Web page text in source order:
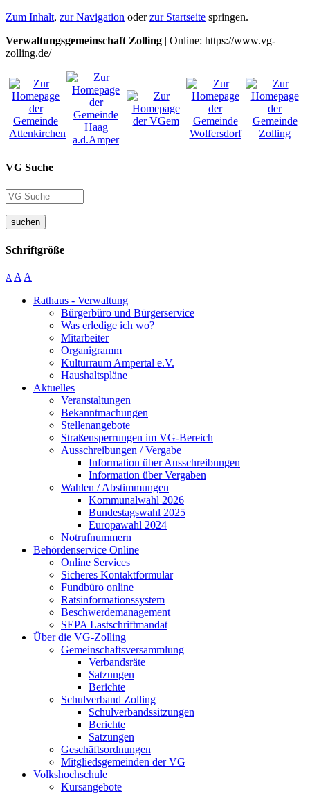
Zum Inhalt, zur Navigation oderzur Startseite springen.
Verwaltungsgemeinschaft Zolling | Online: https://www.vg-
zolling.de/
VG Suche
suchen
Schriftgröße
A A A
Rathaus - Verwaltung
Bürgerbüro und Bürgerservice
Was erledige ich wo?
Mitarbeiter
Organigramm
Kulturraum Ampertal e.V.
Haushaltspläne
Aktuelles
Veranstaltungen
Bekanntmachungen
Stellenangebote
Straßensperrungen im VG-Bereich
Ausschreibungen / Vergabe
Information über Ausschreibungen
Information über Vergaben
Wahlen / Abstimmungen
Kommunalwahl 2026
Bundestagswahl 2025
Europawahl 2024
Notrufnummern
Behördenservice Online
Online Services
Sicheres Kontaktformular
Fundbüro online
Ratsinformationssystem
Beschwerdemanagement
SEPA Lastschriftmandat
Über die VG-Zolling
Gemeinschaftsversammlung
Verbandsräte
Satzungen
Berichte
Schulverband Zolling
Schulverbandssitzungen
Berichte
Satzungen
Geschäftsordnungen
Mitgliedsgemeinden der VG
Volkshochschule
Kursangebote